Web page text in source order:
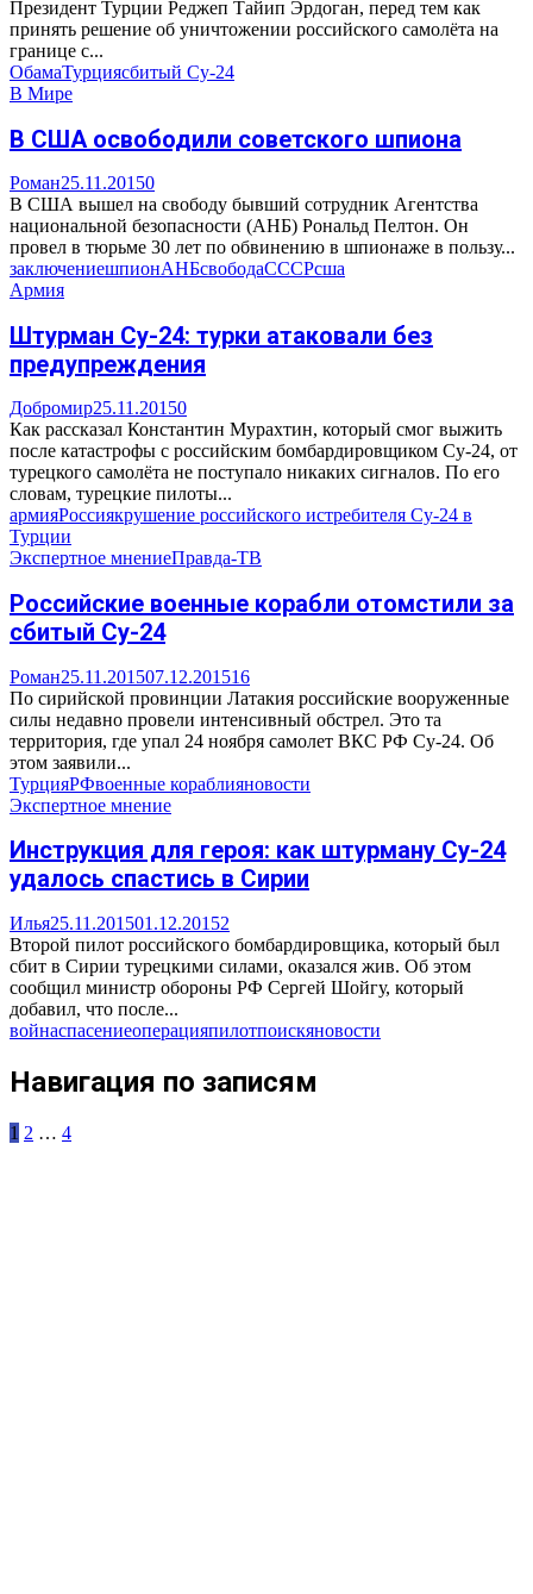
Президент Турции Реджеп Тайип Эрдоган, перед тем как
принять решение об уничтожении российского самолёта на
границе с...
ОбамаТурциясбитый Су-24
В Мире
В США освободили советского шпиона
Роман25.11.20150
В США вышел на свободу бывший сотрудник Агентства
национальной безопасности (АНБ) Рональд Пелтон. Он
провел в тюрьме 30 лет по обвинению в шпионаже в пользу...
заключениешпионАНБсвободаСССРсша
Армия
Штурман Су-24: турки атаковали без
предупреждения
Добромир25.11.20150
Как рассказал Константин Мурахтин, который смог выжить
после катастрофы с российским бомбардировщиком Су-24, от
турецкого самолёта не поступало никаких сигналов. По его
словам, турецкие пилоты...
армияРоссиякрушение российского истребителя Су-24 в
Турции
Экспертное мнениеПравда-ТВ
Российские военные корабли отомстили за
сбитый Су-24
Роман25.11.201507.12.201516
По сирийской провинции Латакия российские вооруженные
силы недавно провели интенсивный обстрел. Это та
территория, где упал 24 ноября самолет ВКС РФ Су-24. Об
этом заявили...
ТурцияРФвоенные кораблияновости
Экспертное мнение
Инструкция для героя: как штурману Су-24
удалось спастись в Сирии
Илья25.11.201501.12.20152
Второй пилот российского бомбардировщика, который был
сбит в Сирии турецкими силами, оказался жив. Об этом
сообщил министр обороны РФ Сергей Шойгу, который
добавил, что после...
войнаспасениеоперацияпилотпоискяновости
Навигация по записям
1 2 … 4